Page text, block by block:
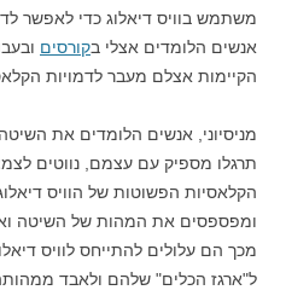
משתמש בוויס דיאלוג כדי לאפשר
אנשים הלומדים אצלי בקורסים
הקיימות אצלם מעבר לדמויות
מניסיוני, אנשים הלומדים את
תרגלו מספיק עם עצמם, נווטים
הקלאסיות הפשוטות של הוויס
ומפספסים את המהות של השיטה
מכך הם עלולים להתייחס לוויס
ל"ארגז הכלים" שלהם ולאבד